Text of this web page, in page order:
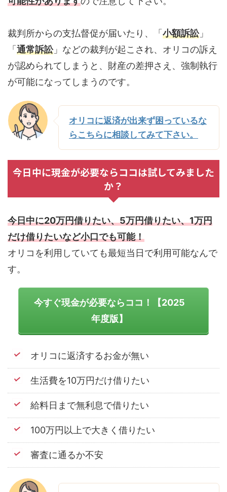
裁判所からの支払督促が届いたり、「 小額訴訟」
「 通常訴訟」などの裁判が起こされ、オリコの訴え
が認められてしまうと、財産の差押さえ、強制執行
が可能になってしまうのです。
オリコに返済が出来ず困っているな
らこちらに相談してみて下さい。
今日中に現金が必要ならココは試してみました
か？
今日中に20万円借りたい、5万円借りたい、1万円
だけ借りたいなど小口でも可能！
オリコを利用していても最短当日で利用可能なんで
す。
今すぐ現金が必要ならココ！【2025
年度版】
オリコに返済するお金が無い
生活費を10万円だけ借りたい
給料日まで無利息で借りたい
100万円以上で大きく借りたい
審査に通るか不安